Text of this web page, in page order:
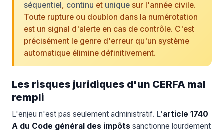
séquentiel , continu et unique sur l'année civile.
Toute rupture ou doublon dans la numérotation
est un signal d'alerte en cas de contrôle. C'est
précisément le genre d'erreur qu'un système
automatique élimine définitivement.
Les risques juridiques d'un CERFA mal
rempli
L'enjeu n'est pas seulement administratif. L'article 1740
A du Code général des impôts sanctionne lourdement